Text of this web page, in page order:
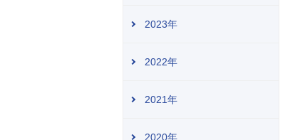
2023年
2022年
2021年
2020年